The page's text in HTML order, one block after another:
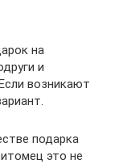
на
и
возникают
подарка
это не